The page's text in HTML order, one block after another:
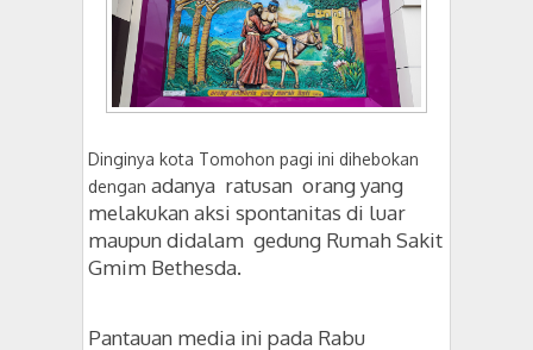
Dinginya kota Tomohon pagi ini dihebokan
dengan adanya ratusan orang yang
melakukan aksi spontanitas di luar
maupun didalam gedung Rumah Sakit
Gmim Bethesda.
Pantauan media ini pada Rabu